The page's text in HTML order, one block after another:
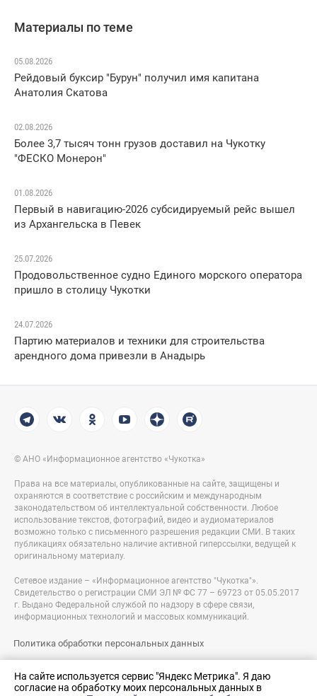
На сайте используется сервис "Яндекс Метрика". Я даю
согласие на обработку моих персональных данных в
Материалы по теме
05.08.2026
Рейдовый буксир "Бурун" получил имя капитана
Анатолия Скатова
02.08.2026
Более 3,7 тысяч тонн грузов доставил на Чукотку
"ФЕСКО Монерон"
01.08.2026
Первый в навигацию-2026 субсидируемый рейс вышел
из Архангельска в Певек
25.07.2026
Продовольственное судно Единого морского оператора
пришло в столицу Чукотки
24.07.2026
Партию материалов и техники для строительства
арендного дома привезли в Анадырь
© АНО «Информационное агентство «Чукотка»
Права на все материалы, опубликованные на сайте, защищены и
охраняются в соответствие с российским и международным
законодательством об интеллектуальной собственности. Любое
использование текстов, фотографий, видео и аудиоматериалов
возможно только с письменного разрешения редакции СМИ. В таких
публикациях обязательно наличие активной гиперссылки, ведущей к
оригинальному материалу.
Сетевое издание – «Информационное агентство "Чукотка"».
Свидетельство о регистрации СМИ ЭЛ № ФС 77 – 69723 от 05.05.2017
г. Выдано Федеральной службой по надзору в сфере связи,
информационных технологий и массовых коммуникаций.
Политика обработки персональных данных